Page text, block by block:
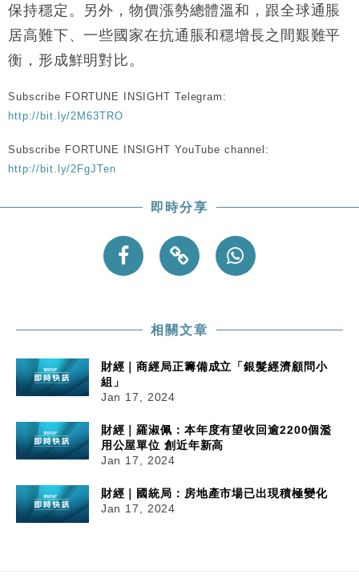
保持穩定。另外，物價漲勢總體溫和，跟全球通脹
居高難下、一些國家在抗通脹和穩增長之間艱難平
衡，形成鮮明對比。
Subscribe FORTUNE INSIGHT Telegram:
http://bit.ly/2M63TRO
Subscribe FORTUNE INSIGHT YouTube channel:
http://bit.ly/2FgJTen
即時分享
相關文章
財經｜商經局正籌備成立「銀髮經濟顧問小
組」
Jan 17, 2024
財經｜羅淑佩：本年度有望收回逾2200個濫
用公屋單位 創近年新高
Jan 17, 2024
財經｜國統局：房地產市場已出現積極變化
Jan 17, 2024